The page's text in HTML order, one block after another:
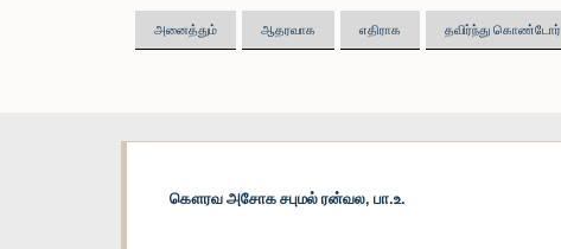
அனைத்தும் ஆதரவாக எதிராக தவிர்ந்து கொண்டோர்
கௌரவ அசோக சபுமல் ரன்வல, பா.உ.